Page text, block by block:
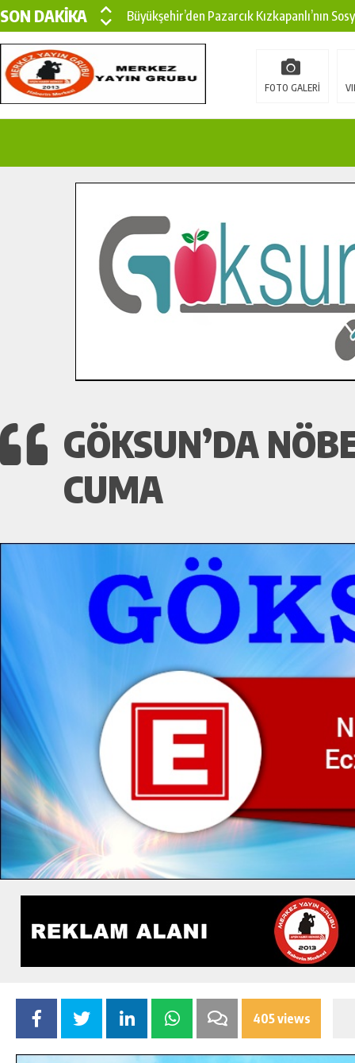
SON DAKİKA
Büyükşehir’den Pazarcık Kızkapanlı’nın
Büyükşehir’den Pazarcık Kırsalına Modern
Çin’den KSÜ’ye Uluslararası Başarı:
İlçe Jandarma Komutanı Karakaya’dan
Bertiz’in Yeni Köprüsünde Sona Doğru.
FOTO GALERİ
GÖKSUN’DA
CUMA
405 views